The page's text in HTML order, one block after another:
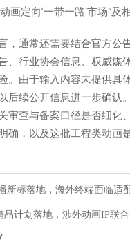
画定向‘一带一路’市场”及
，通常还需要结合官方公
、行业协会信息、权威媒
。由于输入内容未提供具
后续公开信息进一步确认
审查与备案口径是否细化
确，以及这批工程类动画
新标落地，海外终端面临适
品计划落地，涉外动画IP联